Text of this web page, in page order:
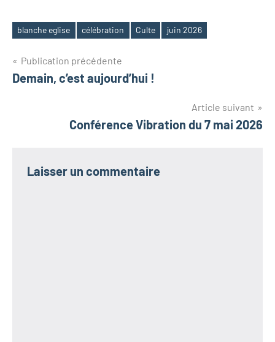
Étiquettes
blanche eglise célébration Culte juin 2026
Navigation
de
Publication précédente
Demain, c’est aujourd’hui !
Article suivant
Conférence Vibration du 7 mai 2026
Laisser un commentaire